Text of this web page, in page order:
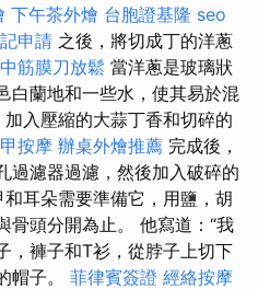
下午茶外燴 台胞證基隆 seo
申請 之後，將切成丁的洋蔥
筋膜刀放鬆 當洋蔥是玻璃狀
白蘭地和一些水，使其易於混
入壓縮的大蒜丁香和切碎的
按摩 辦桌外燴推薦 完成後，
過濾器過濾，然後加入破碎的
耳朵需要準備它，用鹽，胡
骨頭分開為止。 他寫道：“我
，褲子和T衫，從脖子上切下
帽子。 菲律賓簽證 經絡按摩